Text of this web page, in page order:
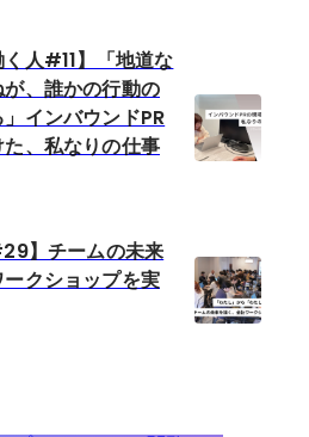
く人#11】「地道な
、誰かの行動の
インバウンドPR
、私なりの仕事
】チームの未来
クショップを実